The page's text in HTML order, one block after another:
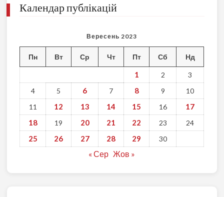
Календар публікацій
Вересень 2023
Пн Вт Ср Чт Пт Сб Нд
1 2
3
4
5 6 7 8 9
10
11
12 13 14 15 16
17
18
19 20 21 22 23 24
25 26 27 28 29 30
« Сер Жов »